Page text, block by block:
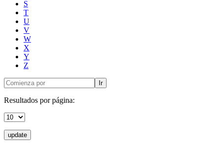
S
T
U
V
W
X
Y
Z
Ir
Resultados por página:
update